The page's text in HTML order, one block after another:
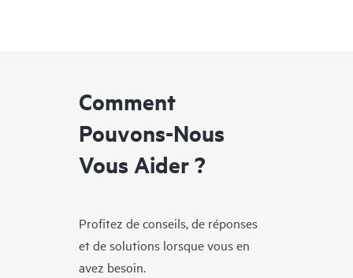
Comment
Pouvons-Nous
Vous Aider ?
Profitez de conseils, de réponses
et de solutions lorsque vous en
avez besoin.